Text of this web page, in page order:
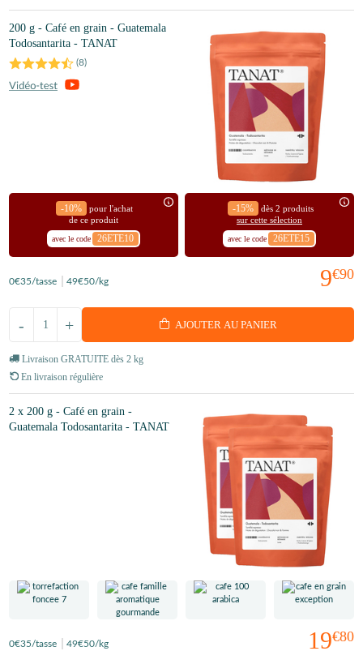
200 g - Café en grain - Guatemala
Todosantarita - TANAT
(8)
-10%
pour l'achat
de ce produit
avec le code 26ETE10
-15%
dès 2 produits
sur cette sélection
avec le code 26ETE15
9€90
0€35/tasse 49€50/kg
+
- AJOUTER AU PANIER
Livraison GRATUITE dès 2 kg
En livraison régulière
2 x 200 g - Café en grain -
Guatemala Todosantarita - TANAT
19€80
0€35/tasse 49€50/kg